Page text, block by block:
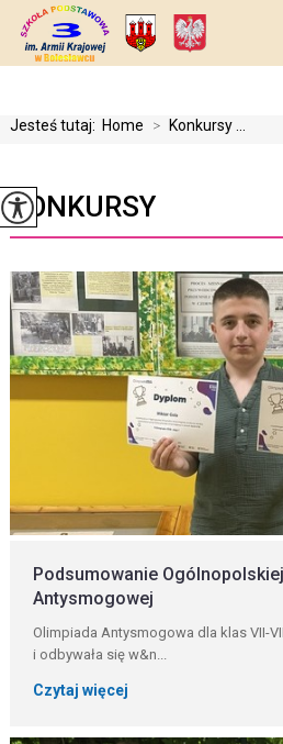
Jesteś tutaj: Home > Konkursy ...
KONKURSY
Podsumowanie
Antysmogowej
Olimpiada Antysmogowa dla klas VII-
i odbywała się w&n...
Czytaj więcej